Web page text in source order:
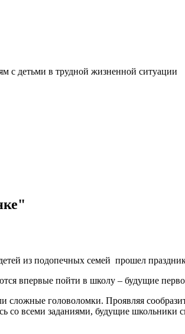
с детьми в трудной жизненной ситуации
детей из подопечных семей прошел
впервые пойти в школу – будущие
сложные головоломки. Проявляя
всеми заданиями, будущие школьники